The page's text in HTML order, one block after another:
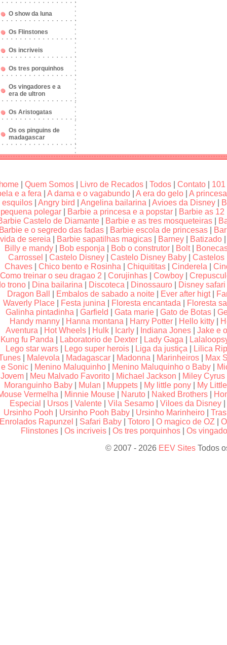
O show da luna
Os Flinstones
Os incriveis
Os tres porquinhos
Os vingadores e a
era de ultron
Os Aristogatas
Os os pinguins de
madagascar
|Quem Somos Livro de Recados |Todos |Contato
e a fera
A dama e o vagabundo A era do gelo
A
esquilos
Angry bird Angelina bailarina Avioes da Disney
pequena polegar
Barbie a princesa e a popstar
Barbie as
Castelo de Diamante
Barbie e as tres mosqueteiras
e o segredo das fadas
Barbie escola de princesas
vida de sereia
Barbie sapatilhas magicas Barney Batizado
Billy e mandy
Bob esponja Bob o construtor Bolt|
Carrossel
|Castelo Disney |Castelo Disney Baby |Castelos
Chaves
Chico bento e Rosinha Chiquititas Cinderela
Como treinar o seu dragao 2 |Corujinhas |Cowboy |
trono
Dina bailarina Discoteca Dinossauro Disney safari
Dragon Ball
Embalos de sabado a noite Ever after higt|
Waverly Place
Festa junina Floresta encantada
Floresta
Galinha pintadinha |Garfield |Gata marie |Gato de Botas |
Handy manny
Hanna montana Harry Potter Hello kitty
Aventura
Hot Wheels Hulk Icarly Indiana Jones
Jake e
Kung fu Panda
Laboratorio de Dexter Lady Gaga
Lego star wars
Lego super herois Liga da justiça
Lilica
Malevola Madagascar Madonna Marinheiros
Max
e Sonic
Menino Maluquinho Menino Maluquinho o Baby
Jovem
Meu Malvado Favorito Michael Jackson Miley Cyrus
Moranguinho Baby
Mulan Muppets My little pony
My
Vermelha
Minnie Mouse Naruto Naked Brothers
Especial
Ursos |Valente |Vila Sesamo |Viloes da Disney
Ursinho Pooh
Ursinho Pooh Baby Ursinho Marinheiro |
Enrolados Rapunzel
Safari Baby Totoro O magico de OZ
Flinstones |Os incriveis |Os tres porquinhos |Os
© 2007 - 2026 EEV Sites Todos